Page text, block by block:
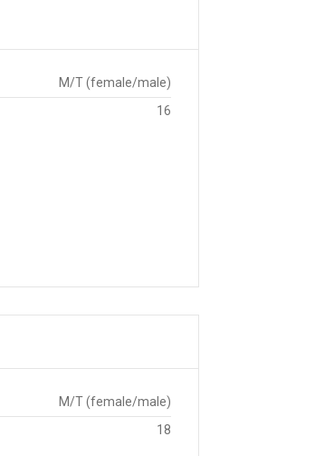
M/T (female/male)
16
M/T (female/male)
18